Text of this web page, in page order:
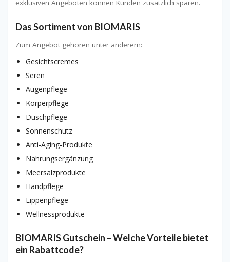
exklusiven Angeboten können Kunden zusätzlich sparen.
Das Sortiment von BIOMARIS
Zum Angebot gehören unter anderem:
Gesichtscremes
Seren
Augenpflege
Körperpflege
Duschpflege
Sonnenschutz
Anti-Aging-Produkte
Nahrungsergänzung
Meersalzprodukte
Handpflege
Lippenpflege
Wellnessprodukte
BIOMARIS Gutschein – Welche Vorteile bietet
ein Rabattcode?